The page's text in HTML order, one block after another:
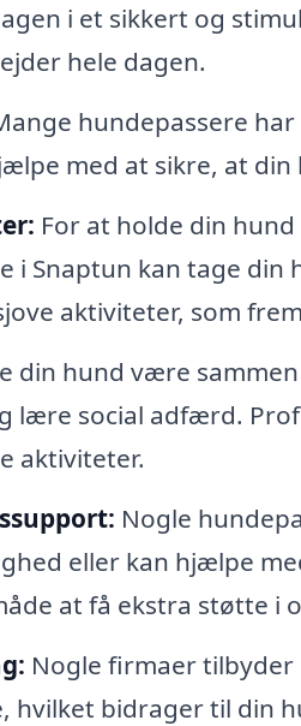
i et sikkert og
hele dagen.
hundepassere
med at sikre, at
For at holde din
i Snaptun kan tage
aktiviteter, som
din hund være
lære social adfærd.
aktiviteter.
Nogle
eller kan hjælpe
at få ekstra støtte i
Nogle firmaer
hvilket bidrager til din